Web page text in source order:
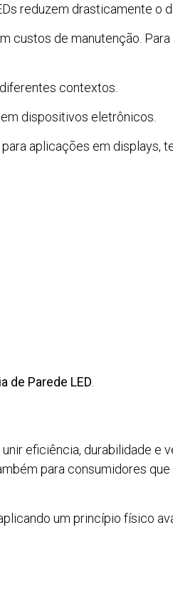
reduzem drasticamente o
custos de manutenção.
contextos.
dispositivos eletrônicos.
aplicações em displays,
de Parede LED
eficiência, durabilidade e
para consumidores
um princípio físico